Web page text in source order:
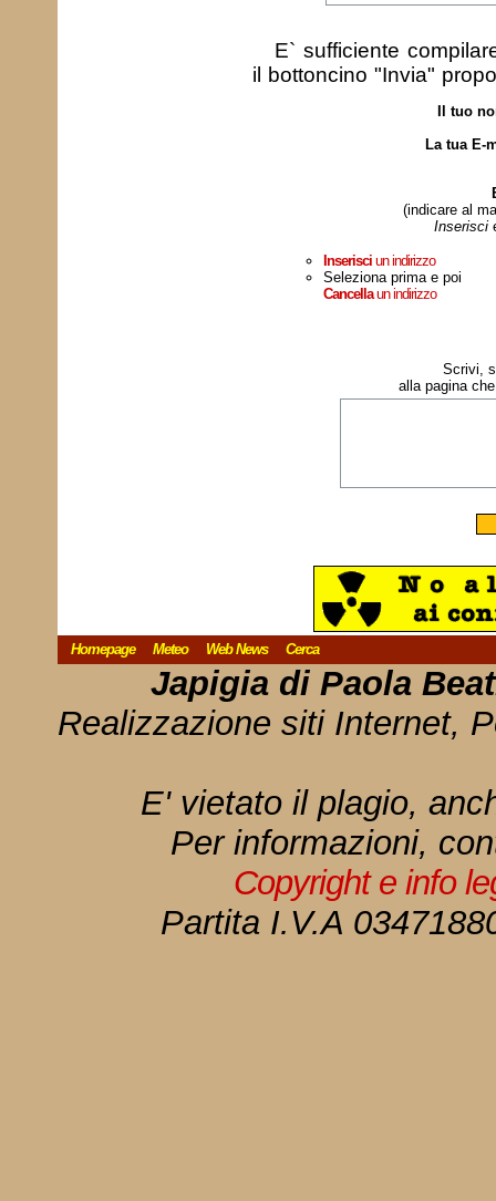
E` sufficiente
il bottoncino "Invia"
Il tuo
La tua E-
(indicare al
Inserisci
Inserisciun indirizzo
Seleziona prima e poi
Cancellaun indirizzo
Scrivi,
alla pagina
Homepage Meteo Web News Cerca
Japigia di Paola
Realizzazione siti Internet,
E' vietato il plagio,
Per informazioni,
Copyright e info
Partita I.V.A